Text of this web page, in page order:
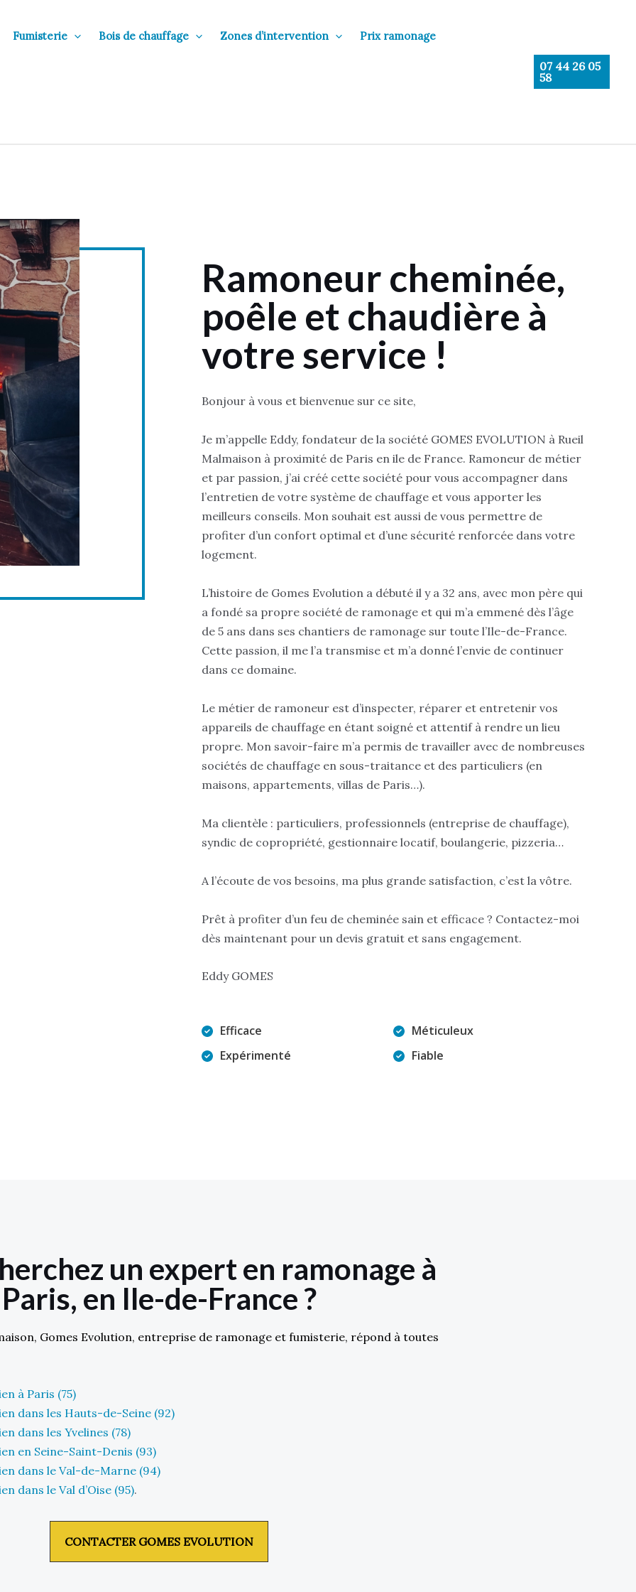
Fumisterie Bois de chauffage Zones d’intervention Prix ramonage
07 44 26 05
58
Ramoneur cheminée,
poêle et chaudière à
votre service !
Bonjour à vous et bienvenue sur ce site,
Je m’appelle Eddy, fondateur de la société GOMES EVOLUTION à Rueil
Malmaison à proximité de Paris en ile de France. Ramoneur de métier
et par passion, j’ai créé cette société pour vous accompagner dans
l’entretien de votre système de chauffage et vous apporter les
meilleurs conseils. Mon souhait est aussi de vous permettre de
profiter d’un confort optimal et d’une sécurité renforcée dans votre
logement.
L’histoire de Gomes Evolution a débuté il y a 32 ans, avec mon père qui
a fondé sa propre société de ramonage et qui m’a emmené dès l’âge
de 5 ans dans ses chantiers de ramonage sur toute l’Ile-de-France.
Cette passion, il me l’a transmise et m’a donné l’envie de continuer
dans ce domaine.
Le métier de ramoneur est d’inspecter, réparer et entretenir vos
appareils de chauffage en étant soigné et attentif à rendre un lieu
propre. Mon savoir-faire m’a permis de travailler avec de nombreuses
sociétés de chauffage en sous-traitance et des particuliers (en
maisons, appartements, villas de Paris…).
Ma clientèle : particuliers, professionnels (entreprise de chauffage),
syndic de copropriété, gestionnaire locatif, boulangerie, pizzeria…
A l’écoute de vos besoins, ma plus grande satisfaction, c’est la vôtre.
Prêt à profiter d’un feu de cheminée sain et efficace ? Contactez-moi
dès maintenant pour un devis gratuit et sans engagement.
Eddy GOMES
Efficace
Expérimenté
Méticuleux
Fiable
un expert en ramonage à
Paris, en Ile-de-France ?
Gomes Evolution, entreprise de ramonage et fumisterie, répond à toutes
à Paris (75)
dans les Hauts-de-Seine (92)
dans les Yvelines (78)
en Seine-Saint-Denis (93)
dans le Val-de-Marne (94)
dans le Val d’Oise (95).
CONTACTER GOMES EVOLUTION